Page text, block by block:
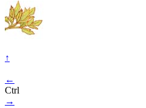
↑
←
Ctrl
→